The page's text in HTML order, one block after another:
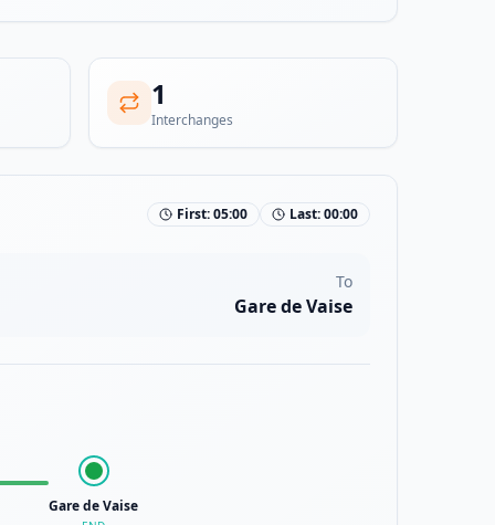
1
Interchanges
First:05:00 Last:00:00
To
Gare de Vaise
Gare de Vaise